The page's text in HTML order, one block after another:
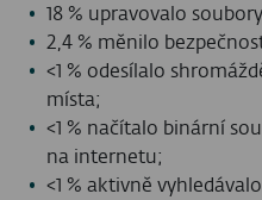
18 % upravovalo
2,4 % měnilo
<1 % odesílalo
místa;
<1 % načítalo binární
na internetu;
<1 % aktivně